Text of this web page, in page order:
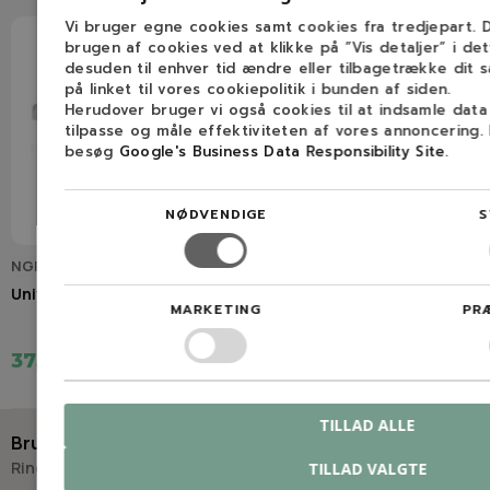
NGP2505022
Universal benzinfilter
37,50 kr.
Brug for hjælp?
Ring eller skriv til Savdoktoren
Vi bruger egne cookies samt cookies fra tredjepart.
brugen af cookies ved at klikke på ”Vis detaljer” i
desuden til enhver tid ændre eller tilbagetrække dit
på linket til vores cookiepolitik i bunden af siden.
Herudover bruger vi også cookies til at indsamle
tilpasse og måle effektiviteten af vores annoncering.
besøg Google's Business Data Responsibility Site.
NØDVENDIGE
MARKETING
TILLAD VALGTE
TILLAD ALLE